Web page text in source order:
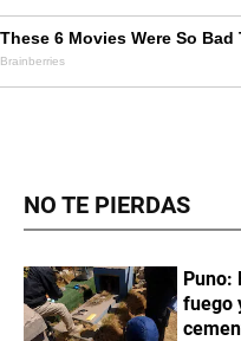
NO TE PIERDAS
Puno:
fuego